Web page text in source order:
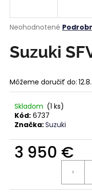
Priemerné
produktu
je
5
hviezdičiek.
Neohodnotené
Suzuki
Môžeme doručiť do:
Skladom (1 ks)
Kód: 6737
Značka:Suzuki
3 950 €
j
ť
O
o